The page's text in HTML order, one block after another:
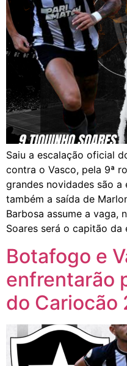
Saiu a escalação oficial
contra o Vasco, pela 9ª
grandes novidades são a
também a saída de
Barbosa assume a vaga,
Soares será o capitão
Botafogo e
enfrentarão
do Cariocão